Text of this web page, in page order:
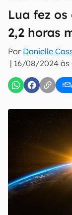
Lua fez
2,2 horas
Por Danielle
| 16/08/2024 às
mão.
E-mail
Uso e